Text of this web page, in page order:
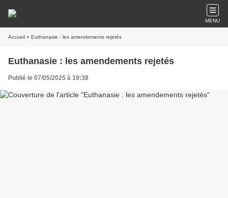
MENU
Accueil » Euthanasie : les amendements rejetés
Euthanasie : les amendements rejetés
Publié le 07/05/2025 à 19:38